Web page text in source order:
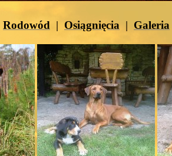
Rodowód | Osiągnięcia | Galeria